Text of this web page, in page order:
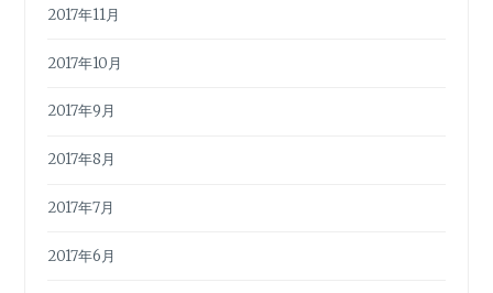
2017年11月
2017年10月
2017年9月
2017年8月
2017年7月
2017年6月